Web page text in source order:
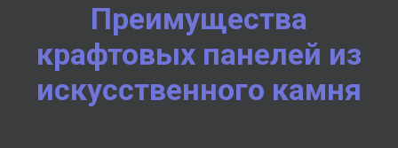
Преимущества
крафтовых панелей из
искусственного камня